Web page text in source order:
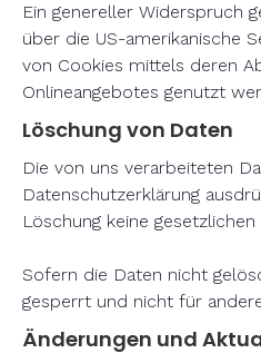
Ein genereller Widerspruch
über die US-amerikanische
von Cookies mittels deren
Onlineangebotes genutzt
Löschung von Daten
Die von uns verarbeiteten
Datenschutzerklärung
Löschung keine
Sofern die Daten nicht
gesperrt und nicht für
Änderungen und